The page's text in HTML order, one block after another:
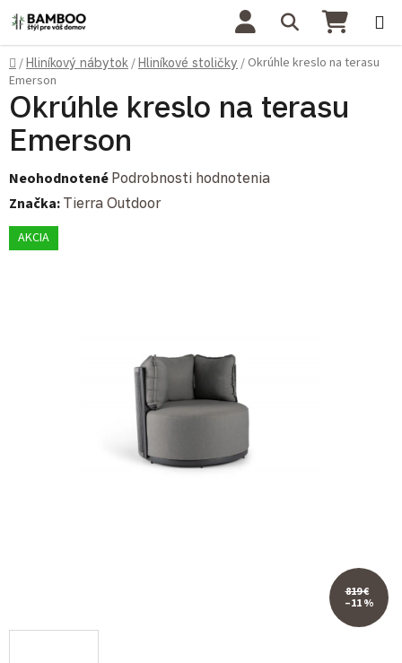
Prejsť na obsah Hľadať
Domov
/Hliníkový nábytok /Hliníkové stoličky / Okrúhle kreslo na terasu
Emerson
Okrúhle kreslo na terasu
Emerson
Priemerné hodnotenie produktu je 0,0 z 5 hviezdičiek.
Neohodnotené Podrobnosti hodnotenia
Značka: Tierra Outdoor
AKCIA
819 €
–11 %